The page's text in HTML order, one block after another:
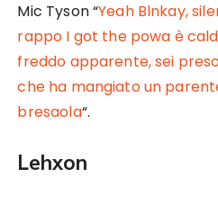
Mic Tyson “Yeah Blnkay,
rappo I got the powa è
freddo apparente, sei
che ha mangiato un
bresaola“.
Lehxon